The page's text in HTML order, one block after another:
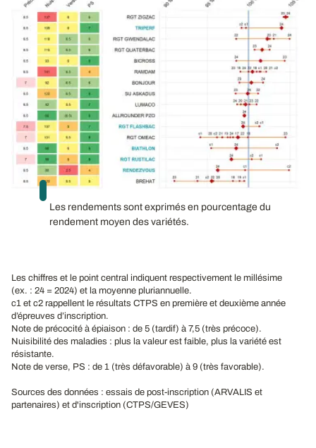
Les rendements sont exprimés en pourcentage du
rendement moyen des variétés.
Les chiffres et le point central indiquent respectivement le millésime
(ex. : 24 = 2024) et la moyenne pluriannuelle.
c1 et c2 rappellent le résultats CTPS en première et deuxième année
d’épreuves d’inscription.
Note de précocité à épiaison : de 5 (tardif) à 7,5 (très précoce).
Nuisibilité des maladies : plus la valeur est faible, plus la variété est
résistante.
Note de verse, PS : de 1 (très défavorable) à 9 (très favorable).
Sources des données : essais de post-inscription (ARVALIS et
partenaires) et d'inscription (CTPS/GEVES)